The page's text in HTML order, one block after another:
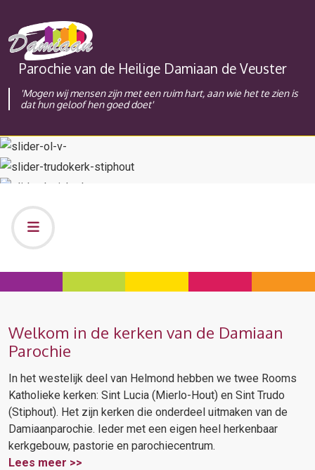
Parochie van de Heilige Damiaan de Veuster
'Mogen wij mensen zijn met een ruim hart, aan wie het te zien is
dat hun geloof hen goed doet'
Welkom in de kerken van de Damiaan
Parochie
In het westelijk deel van Helmond hebben we twee Rooms
Katholieke kerken: Sint Lucia (Mierlo-Hout) en Sint Trudo
(Stiphout). Het zijn kerken die onderdeel uitmaken van de
Damiaanparochie. Ieder met een eigen heel herkenbaar
kerkgebouw, pastorie en parochiecentrum.
Lees meer >>